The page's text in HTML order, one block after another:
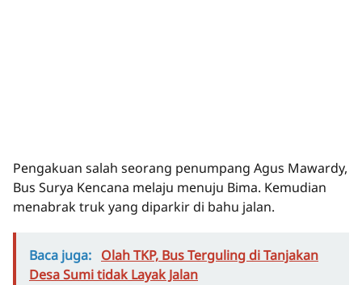
Pengakuan salah seorang penumpang Agus Mawardy,
Bus Surya Kencana melaju menuju Bima. Kemudian
menabrak truk yang diparkir di bahu jalan.
Baca juga: Olah TKP, Bus Terguling di Tanjakan
Desa Sumi tidak Layak Jalan